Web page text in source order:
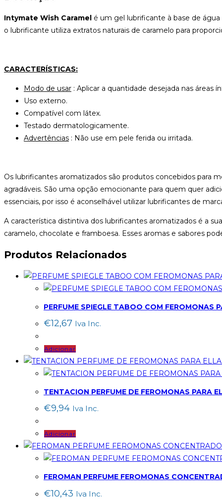
LUBRIFICANTE
SABOR
CARAMELO
Intymate Wish Caramel é um gel lubrificante à base de
o lubrificante utiliza extratos naturais de caramelo para
CARACTERÍSTICAS:
Modo de usar : Aplicar a quantidade desejada nas áreas
Uso externo.
Compatível com látex.
Testado dermatologicamente.
Advertências : Não use em pele ferida ou irritada.
Os lubrificantes aromatizados são produtos concebidos para
agradáveis. São uma opção emocionante para quem quer
essenciais, por isso é aconselhável utilizar lubrificantes de
A característica distintiva dos lubrificantes aromatizados é a
caramelo, chocolate e framboesa. Esses aromas e sabores
Produtos Relacionados
PERFUME SPIEGLE TABOO COM FEROMONAS
€12,67 Iva Inc.
Adicionar
TENTACION PERFUME DE FEROMONAS PARA
€9,94 Iva Inc.
Adicionar
FEROMAN PERFUME FEROMONAS
€10,43 Iva Inc.